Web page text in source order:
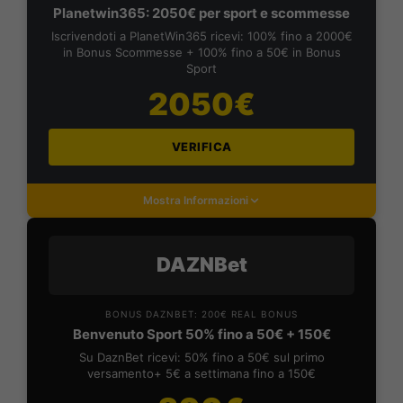
Planetwin365: 2050€ per sport e scommesse
Iscrivendoti a PlanetWin365 ricevi: 100% fino a 2000€
in Bonus Scommesse + 100% fino a 50€ in Bonus
Sport
2050€
VERIFICA
Mostra Informazioni
DAZNBet
BONUS DAZNBET: 200€ REAL BONUS
Benvenuto Sport 50% fino a 50€ + 150€
Su DaznBet ricevi: 50% fino a 50€ sul primo
versamento+ 5€ a settimana fino a 150€